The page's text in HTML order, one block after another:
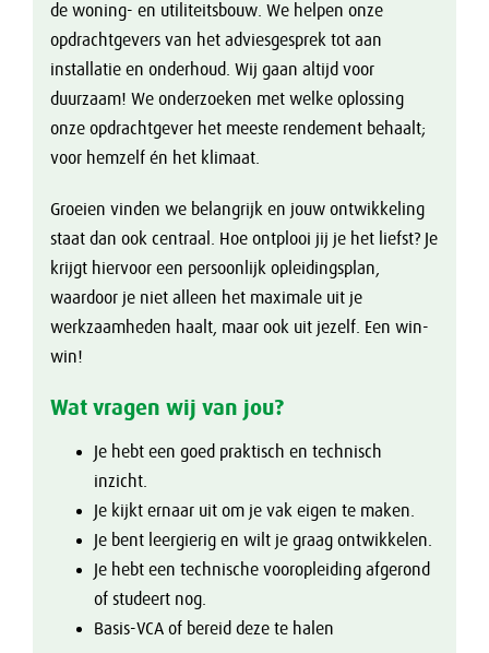
de woning- en utiliteitsbouw. We helpen onze
opdrachtgevers van het adviesgesprek tot aan
installatie en onderhoud. Wij gaan altijd voor
duurzaam! We onderzoeken met welke oplossing
onze opdrachtgever het meeste rendement behaalt;
voor hemzelf én het klimaat.
Groeien vinden we belangrijk en jouw ontwikkeling
staat dan ook centraal. Hoe ontplooi jij je het liefst? Je
krijgt hiervoor een persoonlijk opleidingsplan,
waardoor je niet alleen het maximale uit je
werkzaamheden haalt, maar ook uit jezelf. Een win-
win!
Wat vragen wij van jou?
Je hebt een goed praktisch en technisch
inzicht.
Je kijkt ernaar uit om je vak eigen te maken.
Je bent leergierig en wilt je graag ontwikkelen.
Je hebt een technische vooropleiding afgerond
of studeert nog.
Basis-VCA of bereid deze te halen